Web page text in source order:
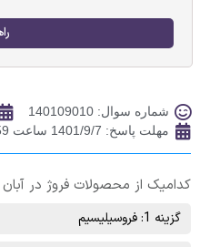
شماره سوال: 140109010
مهلت پاسخ: 1401/9/7 ساعت 23:59
کدامیک از محصولات فروژ در
گزینه 1: فروسيليسيم